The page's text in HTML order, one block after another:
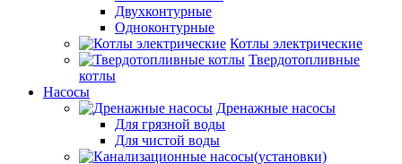
Двухконтурные
Одноконтурные
Котлы электрические
Твердотопливные
котлы
Насосы
Дренажные насосы
Для грязной воды
Для чистой воды